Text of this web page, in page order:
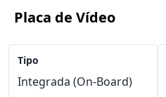
Placa de Vídeo
Tipo
Integrada (On-Board)